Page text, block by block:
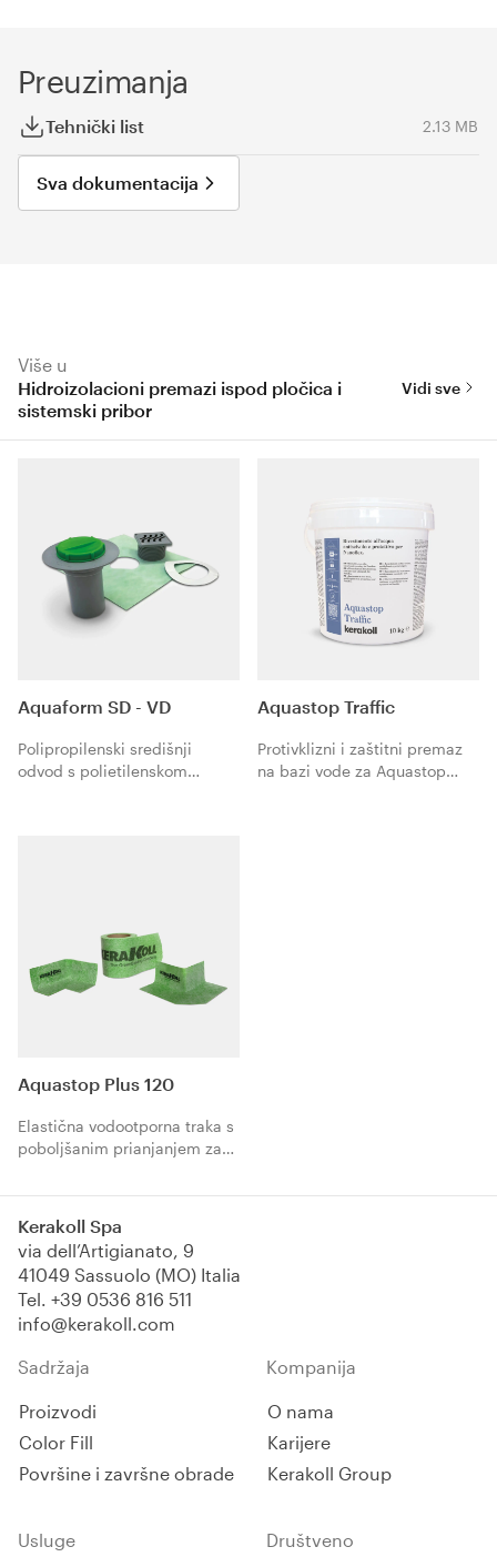
Preuzimanja
Tehnički list 2.13 MB
Sva dokumentacija
Više u
Hidroizolacioni premazi ispod pločica i
sistemski pribor
Vidi sve
Aquaform SD - VD
Polipropilenski središnji
odvod s polietilenskom
Aquastop Traffic
Protivklizni i zaštitni premaz
na bazi vode za Aquastop
Aquastop Plus 120
Elastična vodootporna traka s
poboljšanim prianjanjem za
Troslojna struktura s
jezgrom od TPE i
polipropilenskih vlakana
otpornih na alkalije garantuje
izuzetnu kompatibilnost s
vodootpornim proizvodima.
Kerakoll Spa
via dell’Artigianato, 9
41049 Sassuolo (MO) Italia
Tel. +39 0536 816 511
info@kerakoll.com
Sadržaja
Proizvodi
Color Fill
Površine i završne obrade
Kompanija
O nama
Karijere
Kerakoll Group
Usluge Društveno